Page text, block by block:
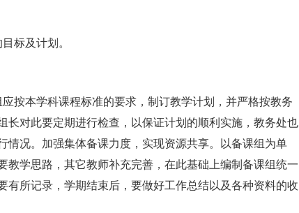
标及计划。
按本学科课程标准的要求，制订教学计划，并严格按教务
长对此要定期进行检查，以保证计划的顺利实施，教务处也
情况。加强集体备课力度，实现资源共享。以备课组为单
教学思路，其它教师补充完善，在此基础上编制备课组统一
有所记录，学期结束后，要做好工作总结以及各种资料的收